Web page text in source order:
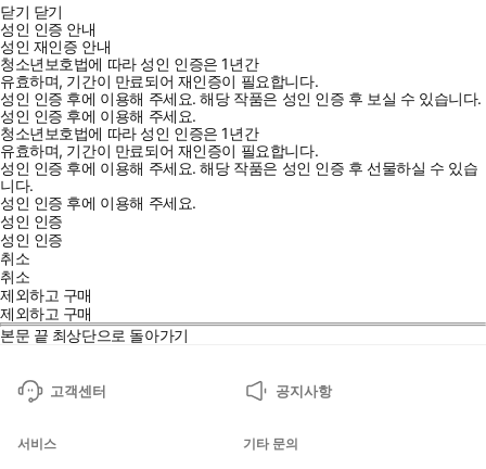
닫기 닫기
성인 인증 안내
성인 재인증 안내
청소년보호법에 따라 성인 인증은 1년간
유효하며, 기간이 만료되어 재인증이 필요합니다.
성인 인증 후에 이용해 주세요.해당 작품은 성인 인증 후 보실 수 있습니다.
성인 인증 후에 이용해 주세요.
청소년보호법에 따라 성인 인증은 1년간
유효하며, 기간이 만료되어 재인증이 필요합니다.
성인 인증 후에 이용해 주세요.해당 작품은 성인 인증 후 선물하실 수 있습
니다.
성인 인증 후에 이용해 주세요.
성인 인증
성인 인증
취소
취소
제외하고 구매
제외하고 구매
본문 끝 최상단으로 돌아가기
고객센터 공지사항
서비스
기타 문의